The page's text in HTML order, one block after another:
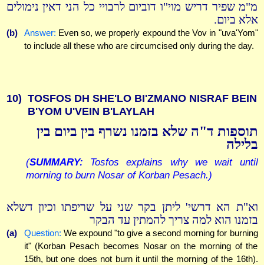
מ"מ שפיר דריש מוי"ו דוביום לרבויי כל הני דאין נימולים
אלא ביום.
(b) Answer: Even so, we properly expound the Vov in "uva'Yom"
to include all these who are circumcised only during the day.
10) TOSFOS DH SHE'LO BI'ZMANO NISRAF BEIN
B'YOM U'VEIN B'LAYLAH
תוספות ד"ה שלא בזמנו נשרף בין ביום בין
בלילה
(SUMMARY: Tosfos explains why we wait until
morning to burn Nosar of Korban Pesach.)
וא"ת הא דרשי' ליתן בקר שני על שריפתו וכיון דשלא
בזמנו הוא למה צריך להמתין עד הבקר
(a) Question: We expound "to give a second morning for burning
it" (Korban Pesach becomes Nosar on the morning of the
15th, but one does not burn it until the morning of the 16th).